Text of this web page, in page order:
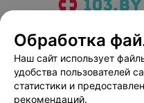
Медицинский
Пользовательское
Обработка
Наш сайт использует
удобства пользователей
статистики и
рекомендаций.